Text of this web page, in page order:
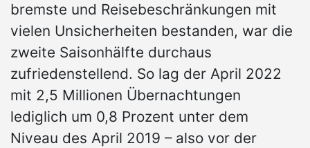
bremste und Reisebeschränkungen mit
vielen Unsicherheiten bestanden, war die
zweite Saisonhälfte durchaus
zufriedenstellend. So lag der April 2022
mit 2,5 Millionen Übernachtungen
lediglich um 0,8 Prozent unter dem
Niveau des April 2019 – also vor der